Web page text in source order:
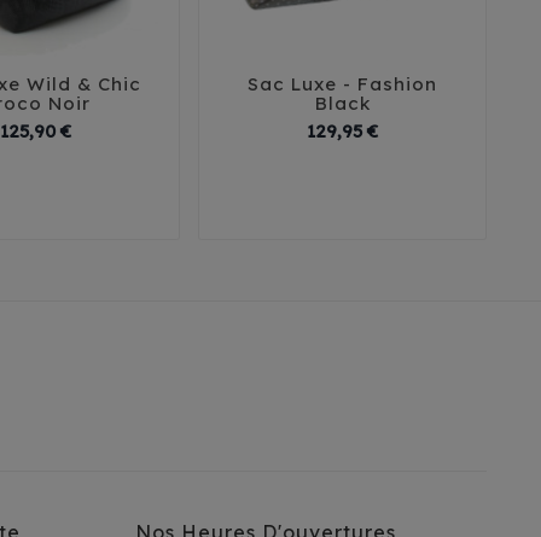
 
Wild & Chic
Noir
125,90 €Prix

Sac Luxe - Fashion
Black
129,95 €Prix